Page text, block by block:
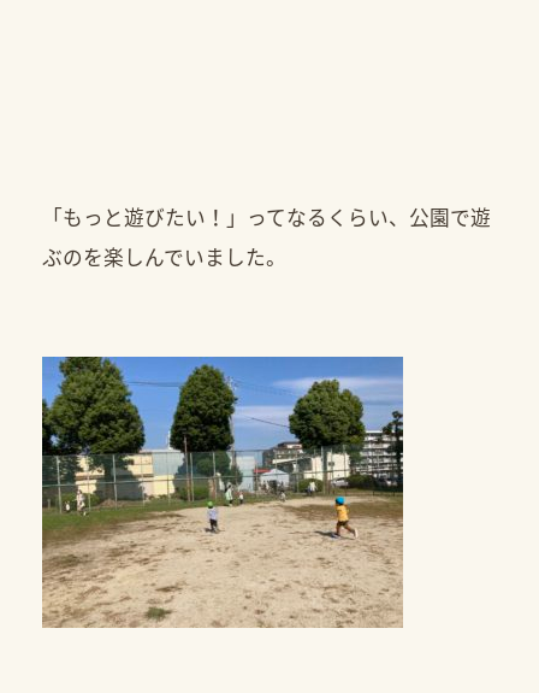
「もっと遊びたい！」ってなるくらい、公園で遊
ぶのを楽しんでいました。